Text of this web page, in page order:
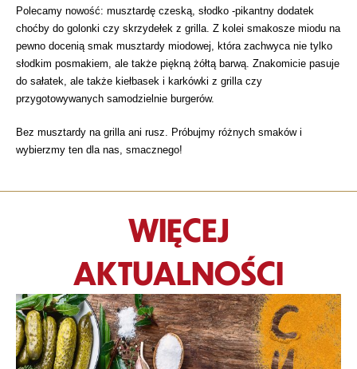
Polecamy nowość: musztardę czeską, słodko -pikantny dodatek
choćby do golonki czy skrzydełek z grilla. Z kolei smakosze miodu na
pewno docenią smak musztardy miodowej, która zachwyca nie tylko
słodkim posmakiem, ale także piękną żółtą barwą. Znakomicie pasuje
do sałatek, ale także kiełbasek i karkówki z grilla czy
przygotowywanych samodzielnie burgerów.
Bez musztardy na grilla ani rusz. Próbujmy różnych smaków i
wybierzmy ten dla nas, smacznego!
WIĘCEJ
AKTUALNOŚCI